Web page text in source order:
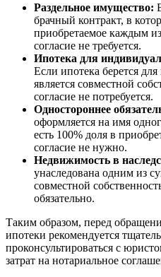
Раздельное имущество:
брачный контракт, в
приобретаемое каждым
согласие не требуется.
Ипотека для
Если ипотека берется
является совместной
согласие не потребуется.
Одностороннее
оформляется на имя
есть 100% доля в
согласие не нужно.
Недвижимость в
унаследована одним из
совместной
обязательно.
Таким образом, перед
ипотеки рекомендуется
проконсультироваться с
затрат на нотариальное